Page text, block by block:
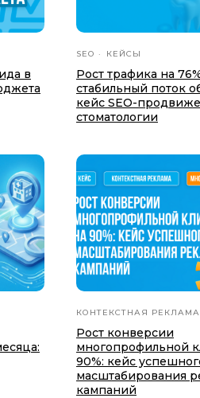
в
SEO КЕЙСЫ
Рост трафика на
стабильный поток
кейс SEO-
стоматологии
КОНТЕКСТНАЯ РЕКЛАМА
Рост конверсии
многопрофильной
90%: кейс
масштабирования
кампаний